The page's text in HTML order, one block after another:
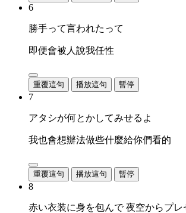
6
勝手って言われたって
即便會被人說我任性
重覆這句 播放這句 暫停
7
アタシが何とかしてみせるよ
我也會想辦法做些什麼給你們看的
重覆這句 播放這句 暫停
8
赤い衣装に身を包んで 夜空からプレ